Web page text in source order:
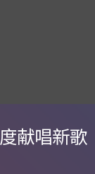
献唱新歌